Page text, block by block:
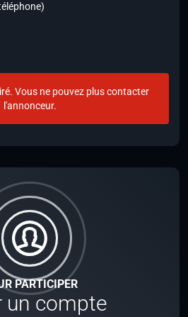
PARTICIPER
un compte
Vous ne pouvez plus contacter
l'annonceur.